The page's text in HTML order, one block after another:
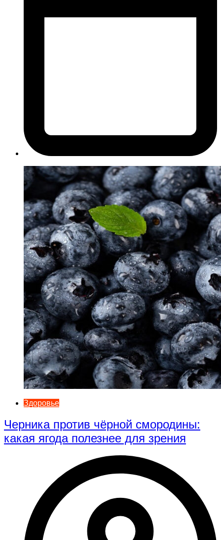
Здоровье
Черника против чёрной смородины:
какая ягода полезнее для зрения